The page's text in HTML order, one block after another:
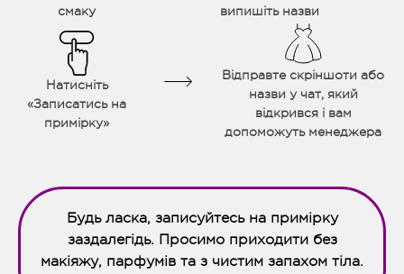
смаку
випишіть назви
Натисніть
«Записатись на
примірку»
Відправте скріншоти або
назви у чат, який
відкрився і вам
допоможуть менеджера
Будь ласка, записуйтесь на примірку
заздалегідь. Просимо приходити без
макіяжу, парфумів та з чистим запахом тіла.